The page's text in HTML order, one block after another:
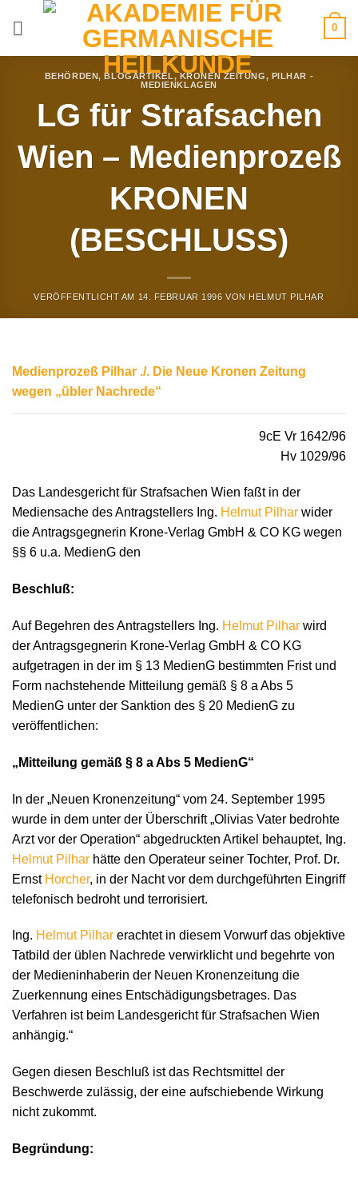
0
BEHÖRDEN,BLOGARTIKEL,KRONEN ZEITUNG, PILHAR -
MEDIENKLAGEN
LG für Strafsachen
Wien – Medienprozeß
KRONEN
(BESCHLUSS)
VERÖFFENTLICHT AM 14. FEBRUAR 1996 VON HELMUT PILHAR
Medienprozeß Pilhar ./. Die Neue Kronen Zeitung
wegen „übler Nachrede“
9cE Vr 1642/96
Hv 1029/96
Das Landesgericht für Strafsachen Wien faßt in der
Mediensache des Antragstellers Ing. Helmut Pilhar wider
die Antragsgegnerin Krone-Verlag GmbH & CO KG wegen
§§ 6 u.a. MedienG den
Beschluß:
Auf Begehren des Antragstellers Ing. Helmut Pilhar wird
der Antragsgegnerin Krone-Verlag GmbH & CO KG
aufgetragen in der im § 13 MedienG bestimmten Frist und
Form nachstehende Mitteilung gemäß § 8 a Abs 5
MedienG unter der Sanktion des § 20 MedienG zu
veröffentlichen:
„Mitteilung gemäß § 8 a Abs 5 MedienG“
In der „Neuen Kronenzeitung“ vom 24. September 1995
wurde in dem unter der Überschrift „Olivias Vater bedrohte
Arzt vor der Operation“ abgedruckten Artikel behauptet, Ing.
Helmut Pilhar hätte den Operateur seiner Tochter, Prof. Dr.
Ernst Horcher, in der Nacht vor dem durchgeführten Eingriff
telefonisch bedroht und terrorisiert.
Ing. Helmut Pilhar erachtet in diesem Vorwurf das objektive
Tatbild der üblen Nachrede verwirklicht und begehrte von
der Medieninhaberin der Neuen Kronenzeitung die
Zuerkennung eines Entschädigungsbetrages. Das
Verfahren ist beim Landesgericht für Strafsachen Wien
anhängig.“
Gegen diesen Beschluß ist das Rechtsmittel der
Beschwerde zulässig, der eine aufschiebende Wirkung
nicht zukommt.
Begründung: